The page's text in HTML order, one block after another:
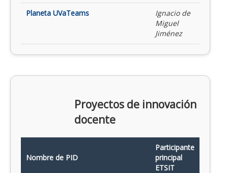
Planeta UVaTeams
Ignacio de
Miguel
Jiménez
Proyectos de innovación
docente
Nombre de PID
Participante
principal
ETSIT